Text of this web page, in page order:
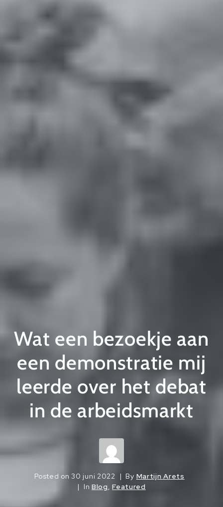
Wat een bezoekje aan
een demonstratie mij
leerde over het debat
in de arbeidsmarkt
Posted on30 juni 2022 By Martijn Arets
In Blog,Featured